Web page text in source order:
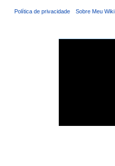
Política de privacidade Sobre Meu Wiki